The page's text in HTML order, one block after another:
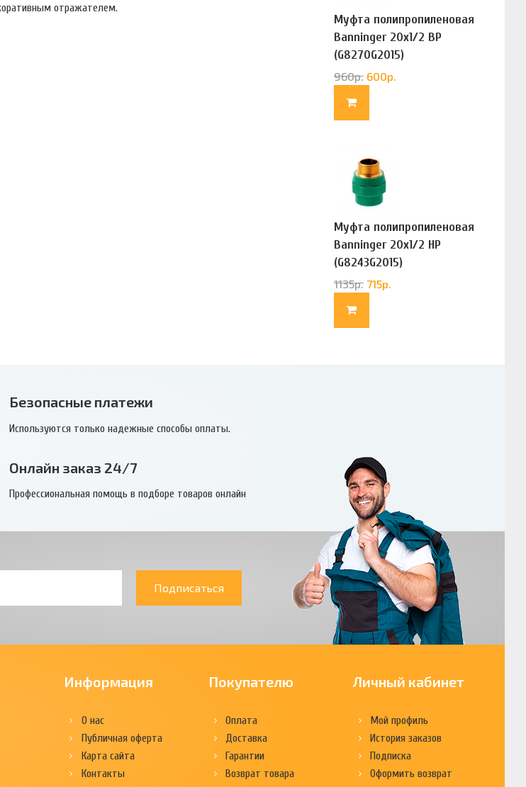
отражателем.
Муфта полипропиленовая
Banninger 20х1/2 ВР
(G8270G2015)
960р. 600р.
Муфта полипропиленовая
Banninger 20х1/2 НР
(G8243G2015)
1135р. 715р.
Безопасные платежи
Используются только надежные способы оплаты.
Онлайн заказ 24/7
Профессиональная помощь в подборе товаров онлайн
Подписаться
Информация
О нас
Публичная оферта
Карта сайта
Контакты
Покупателю
Оплата
Доставка
Гарантии
Возврат товара
Личный кабинет
Мой профиль
История заказов
Подписка
Оформить возврат